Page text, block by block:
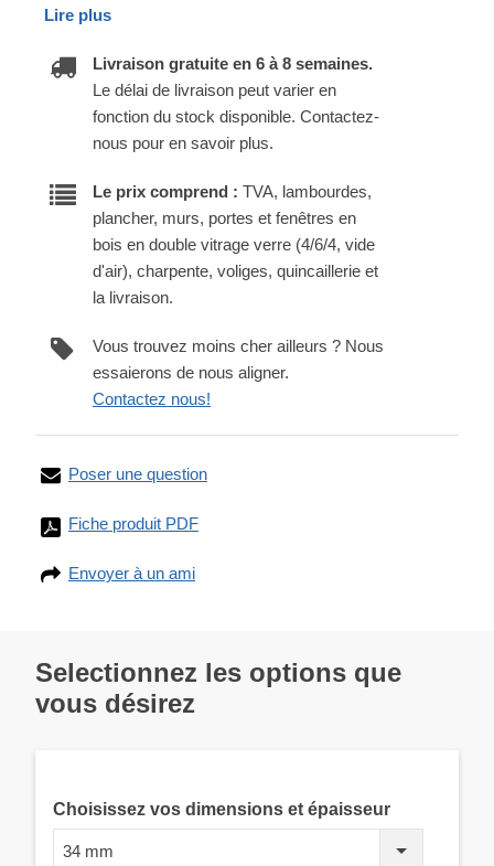
Lire plus
Livraison gratuite en 6 à 8 semaines.
Le délai de livraison peut varier en
fonction du stock disponible. Contactez-
nous pour en savoir plus.
Le prix comprend : TVA, lambourdes,
plancher, murs, portes et fenêtres en
bois en double vitrage verre (4/6/4, vide
d'air), charpente, voliges, quincaillerie et
la livraison.
Vous trouvez moins cher ailleurs ? Nous
essaierons de nous aligner.
Contactez nous!
Poser une question
Fiche produit PDF
Envoyer à un ami
Selectionnez les options que
vous désirez
Choisissez vos dimensions et épaisseur
34 mm